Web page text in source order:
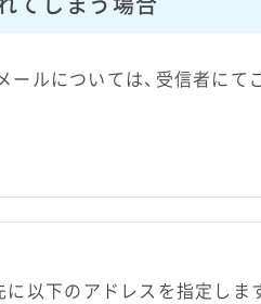
ルについては、受信者にて
以下のアドレスを指定しま